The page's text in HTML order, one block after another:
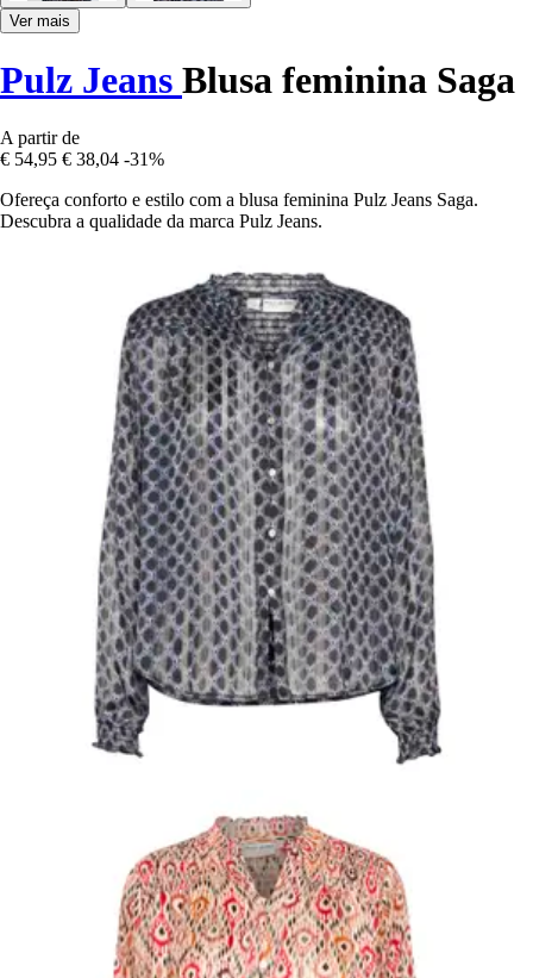
Ver mais
Pulz Jeans Blusa feminina Saga
A partir de
€ 54,95 € 38,04 -31%
Ofereça conforto e estilo com a blusa feminina Pulz Jeans Saga.
Descubra a qualidade da marca Pulz Jeans.